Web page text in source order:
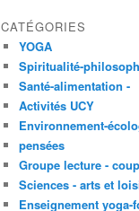
CATÉGORIES
YOGA
Spiritualité-
Santé-alimentation -
Activités UCY
Environnement-
pensées
Groupe lecture -
Sciences - arts et
Enseignement yoga-